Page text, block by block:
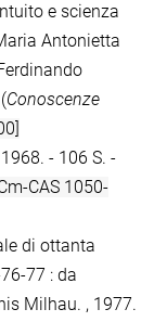
e scienza
Antonietta
Conoscenze
- 106 S. -
CAS 1050-
di ottanta
77 : da
Milhau. , 1977.